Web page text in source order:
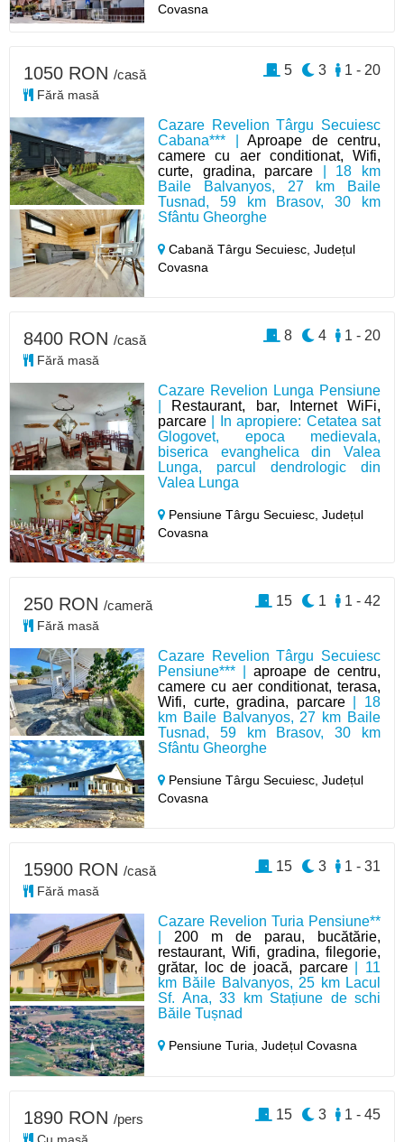
Covasna
Cazare Revelion Târgu Secuiesc
Cabana*** |Aproape de centru,
camere cu aer conditionat, Wifi,
curte, gradina, parcare | 18 km
Baile Balvanyos, 27 km Baile
Tusnad, 59 km Brasov, 30 km
Sfântu Gheorghe
Cabană Târgu Secuiesc,Județul
Covasna
1050 RON /casă
Fără masă
1 - 20
3
5
Cazare Revelion Lunga Pensiune
Restaurant, bar, Internet WiFi,
parcare | In apropiere: Cetatea sat
Glogovet, epoca medievala,
biserica evanghelica din Valea
Lunga, parcul dendrologic din
Valea Lunga
Pensiune Târgu Secuiesc,Județul
Covasna
8400 RON /casă
Fără masă
1 - 20
4
8
Cazare Revelion Târgu Secuiesc
Pensiune*** |aproape de centru,
camere cu aer conditionat, terasa,
Wifi, curte, gradina, parcare| 18
km Baile Balvanyos, 27 km Baile
Tusnad, 59 km Brasov, 30 km
Sfântu Gheorghe
Pensiune Târgu Secuiesc,Județul
Covasna
250 RON /cameră
Fără masă
1 - 42
1
15
Cazare Revelion Turia Pensiune**
200 m de parau, bucătărie,
restaurant, Wifi, gradina, filegorie,
grătar, loc de joacă, parcare| 11
km Băile Balvanyos, 25 km Lacul
Sf. Ana, 33 km Stațiune de schi
Băile Tușnad
Pensiune Turia,Județul Covasna
15900 RON /casă
Fără masă
1 - 31
3
15
1890 RON /pers
Cu masă
1 - 45
3
15